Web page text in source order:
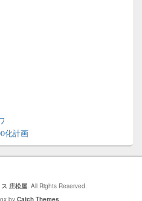
化計画
庄松屋. All Rights Reserved.
by Catch Themes